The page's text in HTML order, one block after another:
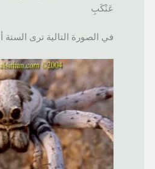
عَنْكَبِ
في الصورة التالية ترى الستة